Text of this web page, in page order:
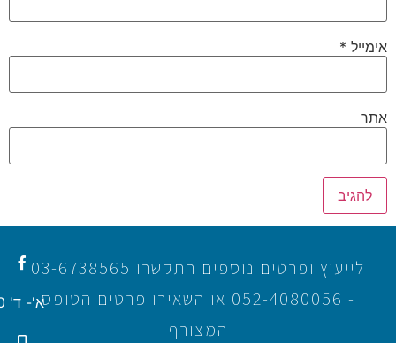
אימייל *
אתר
לייעוץ ופרטים נוספים התקשרו 03-6738565
- 052-4080056 או השאירו פרטים הטופס
המצורף
א'- ד' 16:00-21:00